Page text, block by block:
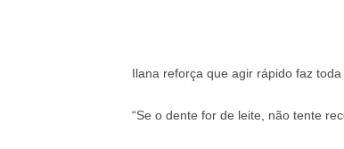
Ilana reforça que agir rápido faz toda
“Se o dente for de leite, não tente